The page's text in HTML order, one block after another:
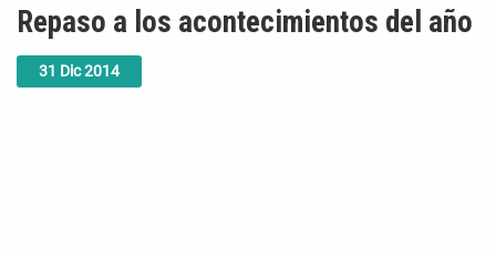
31 Dic2014
Repaso a los acontecimientos del año